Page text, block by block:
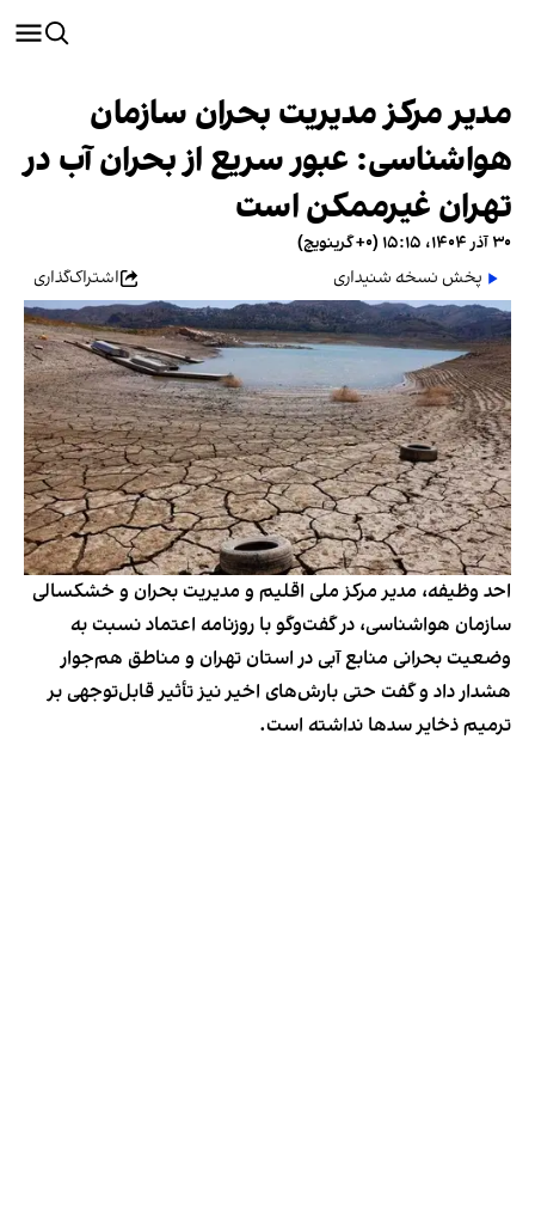
مدیر مرکز مدیریت بحران سازمان
هواشناسی: عبور سریع از بحران آب در
تهران غیرممکن است
۳۰ آذر ۱۴۰۴، ۱۵:۱۵ (‎+۰ گرینویچ)
پخش نسخه شنیداری
اشتراک‌گذاری
احد وظیفه، مدیر مرکز ملی اقلیم و مدیریت بحران و خشکسالی
سازمان هواشناسی، در گفت‌وگو با روزنامه اعتماد نسبت به
وضعیت بحرانی منابع آبی در استان تهران و مناطق هم‌جوار
هشدار داد و گفت حتی بارش‌های اخیر نیز تأثیر قابل‌توجهی بر
ترمیم ذخایر سدها نداشته است.